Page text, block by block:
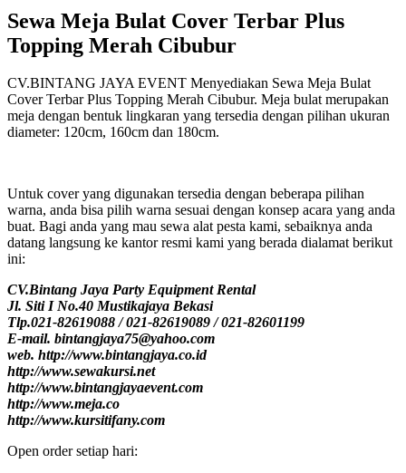
Sewa Meja Bulat Cover Terbar Plus
Topping Merah Cibubur
CV.BINTANG JAYA EVENT Menyediakan Sewa Meja Bulat
Cover Terbar Plus Topping Merah Cibubur. Meja bulat merupakan
meja dengan bentuk lingkaran yang tersedia dengan pilihan ukuran
diameter: 120cm, 160cm dan 180cm.
Untuk cover yang digunakan tersedia dengan beberapa pilihan
warna, anda bisa pilih warna sesuai dengan konsep acara yang anda
buat. Bagi anda yang mau sewa alat pesta kami, sebaiknya anda
datang langsung ke kantor resmi kami yang berada dialamat berikut
ini:
CV.Bintang Jaya Party Equipment Rental
Jl. Siti I No.40 Mustikajaya Bekasi
Tlp.021-82619088 / 021-82619089 / 021-82601199
E-mail. bintangjaya75@yahoo.com
web. http://www.bintangjaya.co.id
http://www.sewakursi.net
http://www.bintangjayaevent.com
http://www.meja.co
http://www.kursitifany.com
Open order setiap hari: